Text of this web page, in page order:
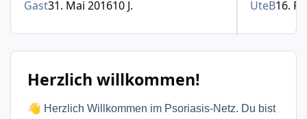
Gast31. Mai 201610 J. UteB16.
Herzlich willkommen!
👋 Herzlich Willkommen im Psoriasis-Netz. Du bist